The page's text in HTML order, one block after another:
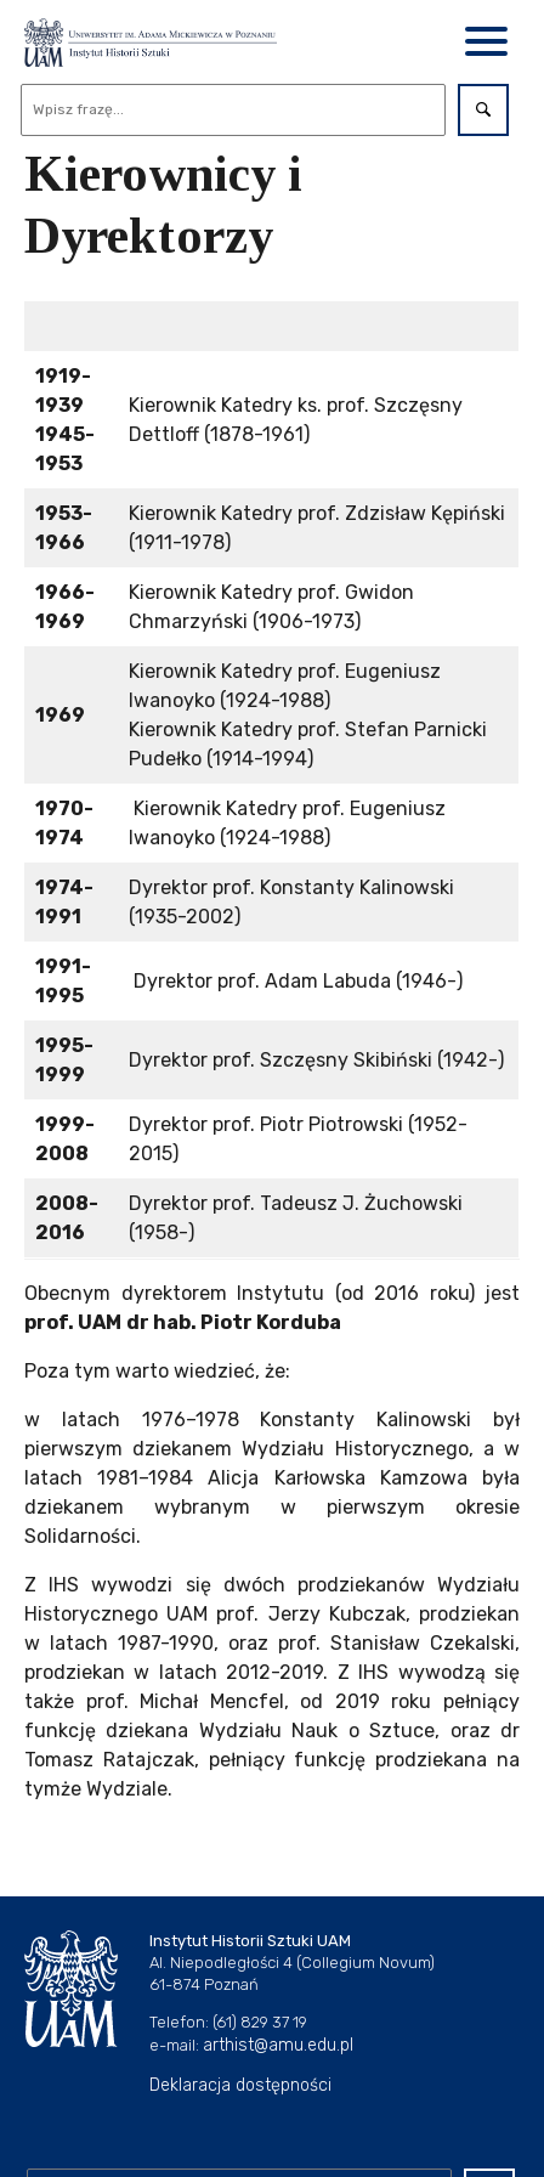
Kierownicy i
Dyrektorzy
1919-
1939
1945-
1953
Kierownik Katedry ks. prof. Szczęsny
Dettloff (1878-1961)
1953-
1966
Kierownik Katedry prof. Zdzisław Kępiński
(1911-1978)
1966-
1969
Kierownik Katedry prof. Gwidon
Chmarzyński (1906-1973)
1969
Kierownik Katedry prof. Eugeniusz
Iwanoyko (1924-1988)
Kierownik Katedry prof. Stefan Parnicki
Pudełko (1914-1994)
1970-
1974
Kierownik Katedry prof. Eugeniusz
Iwanoyko (1924-1988)
1974-
1991
Dyrektor prof. Konstanty Kalinowski
(1935-2002)
1991-
1995
Dyrektor prof. Adam Labuda (1946-)
1995-
1999
Dyrektor prof. Szczęsny Skibiński (1942-)
1999-
2008
Dyrektor prof. Piotr Piotrowski (1952-
2015)
2008-
2016
Dyrektor prof. Tadeusz J. Żuchowski
(1958-)
Obecnym dyrektorem Instytutu (od 2016 roku) jest
prof. UAM dr hab. Piotr Korduba
Poza tym warto wiedzieć, że:
w latach 1976–1978 Konstanty Kalinowski był
pierwszym dziekanem Wydziału Historycznego, a w
latach 1981–1984 Alicja Karłowska Kamzowa była
dziekanem wybranym w pierwszym okresie
Solidarności.
Z IHS wywodzi się dwóch prodziekanów Wydziału
Historycznego UAM prof. Jerzy Kubczak, prodziekan
w latach 1987-1990, oraz prof. Stanisław Czekalski,
prodziekan w latach 2012-2019. Z IHS wywodzą się
także prof. Michał Mencfel, od 2019 roku pełniący
funkcję dziekana Wydziału Nauk o Sztuce, oraz dr
Tomasz Ratajczak, pełniący funkcję prodziekana na
tymże Wydziale.
Instytut Historii Sztuki UAM
Al. Niepodległości 4 (Collegium Novum)
61-874 Poznań
Telefon: (61) 829 37 19
e-mail: arthist@amu.edu.pl
Deklaracja dostępności